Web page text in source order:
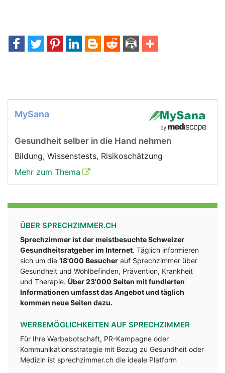
MySana
Gesundheit selber in die Hand nehmen
Bildung, Wissenstests, Risikoschätzung
Mehr zum Thema
ÜBER SPRECHZIMMER.CH
Sprechzimmer ist der meistbesuchte Schweizer
Gesundheitsratgeber im Internet. Täglich informieren
sich um die 18'000 Besucher auf Sprechzimmer über
Gesundheit und Wohlbefinden, Prävention, Krankheit
und Therapie. Über 23'000 Seiten mit fundlerten
Informationen umfasst das Angebot und täglich
kommen neue Seiten dazu.
WERBEMÖGLICHKEITEN AUF SPRECHZIMMER
Für Ihre Werbebotschaft, PR-Kampagne oder
Kommunikationsstrategie mit Bezug zu Gesundheit oder
Medizin ist sprechzimmer.ch die ideale Platform